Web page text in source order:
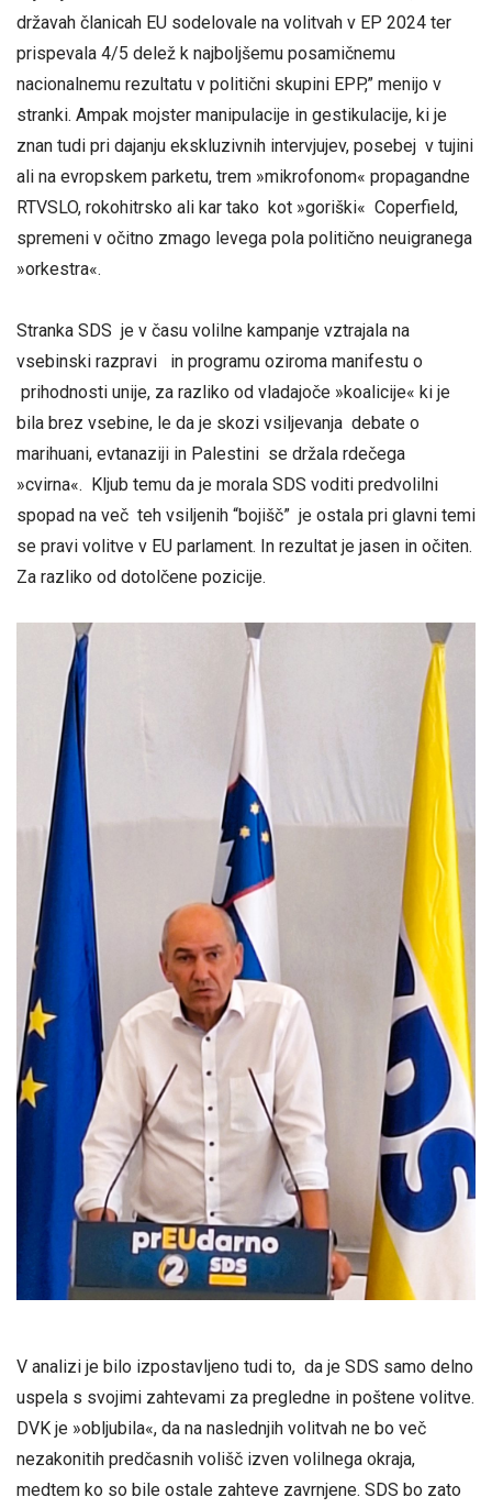
državah članicah EU sodelovale na volitvah v EP 2024 ter
prispevala 4/5 delež k najboljšemu posamičnemu
nacionalnemu rezultatu v politični skupini EPP,” menijo v
stranki. Ampak mojster manipulacije in gestikulacije, ki je
znan tudi pri dajanju ekskluzivnih intervjujev, posebej v tujini
ali na evropskem parketu, trem »mikrofonom« propagandne
RTVSLO, rokohitrsko ali kar tako kot »goriški« Coperfield,
spremeni v očitno zmago levega pola politično neuigranega
»orkestra«.
Stranka SDS je v času volilne kampanje vztrajala na
vsebinski razpravi in programu oziroma manifestu o
prihodnosti unije, za razliko od vladajoče »koalicije« ki je
bila brez vsebine, le da je skozi vsiljevanja debate o
marihuani, evtanaziji in Palestini se držala rdečega
»cvirna«. Kljub temu da je morala SDS voditi predvolilni
spopad na več teh vsiljenih “bojišč” je ostala pri glavni temi
se pravi volitve v EU parlament. In rezultat je jasen in očiten.
Za razliko od dotolčene pozicije.
V analizi je bilo izpostavljeno tudi to, da je SDS samo delno
uspela s svojimi zahtevami za pregledne in poštene volitve.
DVK je »obljubila«, da na naslednjih volitvah ne bo več
nezakonitih predčasnih volišč izven volilnega okraja,
medtem ko so bile ostale zahteve zavrnjene. SDS bo zato